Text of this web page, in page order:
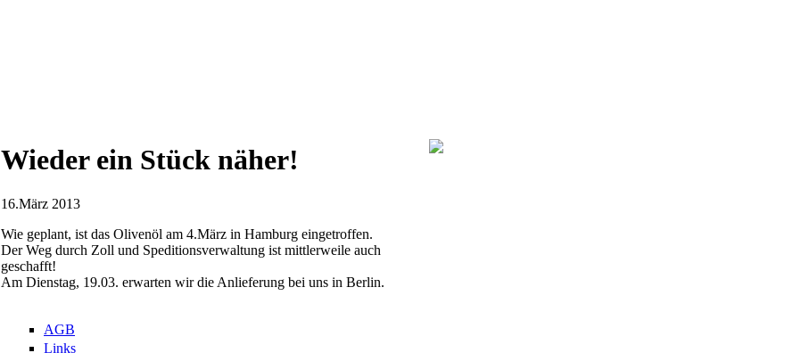
Wieder ein Stück näher!
16.März 2013
Wie geplant, ist das Olivenöl am 4.März in Hamburg eingetroffen.
Der Weg durch Zoll und Speditionsverwaltung ist mittlerweile auch
geschafft!
Am Dienstag, 19.03. erwarten wir die Anlieferung bei uns in Berlin.
AGB
Links